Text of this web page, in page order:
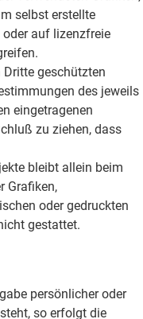
selbst erstellte
oder auf lizenzfreie
geschützten
des jeweils
eingetragenen
zu ziehen, dass
bleibt allein beim
Grafiken,
oder gedruckten
gestattet.
persönlicher oder
so erfolgt die